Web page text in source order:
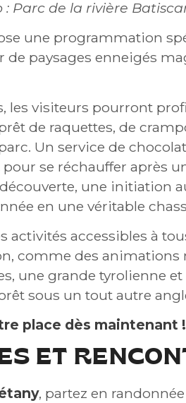
Parc de la rivière
une programmation
paysages enneigés
les visiteurs pourront
de raquettes, de
Un service de
se réchauffer après
une initiation
en une véritable
activités accessibles à
comme des
une grande tyrolienne
sous un tout autre
place dès maintenant !
ET
, partez en